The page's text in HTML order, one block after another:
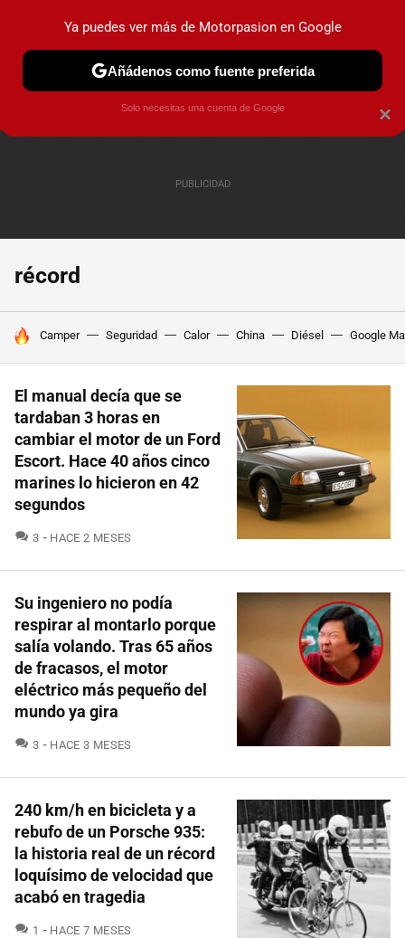
PRUEBAS COCHES ELÉCTRICOS OBSERVATORIO
récord
HOY SE HABLA DE
Camper Seguridad Calor China Diésel Google
El manual decía que se
tardaban 3 horas en
cambiar el motor de un Ford
Escort. Hace 40 años cinco
marines lo hicieron en 42
segundos
3 COMENTARIOS
HACE 2 MESES
Su ingeniero no podía
respirar al montarlo porque
salía volando. Tras 65 años
de fracasos, el motor
eléctrico más pequeño del
mundo ya gira
3 COMENTARIOS
HACE 3 MESES
240 km/h en bicicleta y a
rebufo de un Porsche 935:
la historia real de un récord
loquísimo de velocidad que
acabó en tragedia
1 COMENTARIOS
HACE 7 MESES
×
Ya puedes ver más de Motorpasion en Google
Añádenos como fuente preferida
Solo necesitas una cuenta de Google